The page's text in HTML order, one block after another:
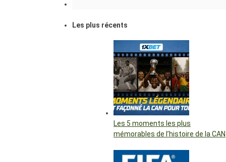
Les plus récents
Les 5 moments les plus
mémorables de l’histoire de la CAN